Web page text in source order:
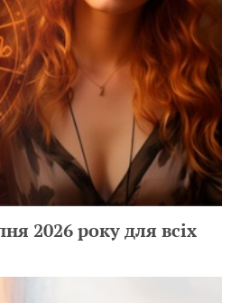
2026 року для всіх